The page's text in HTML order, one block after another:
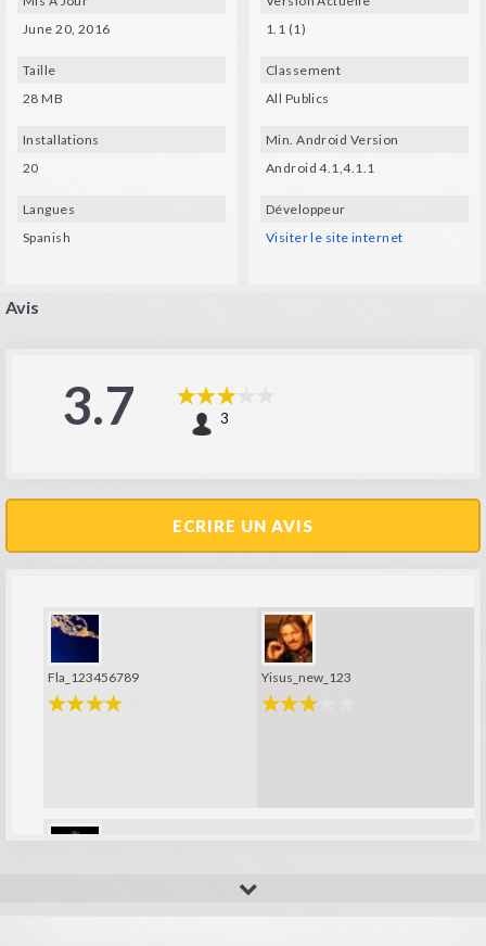
June 20, 2016
Taille
28 MB
Installations
20
Langues
Spanish
1.1 (1)
Classement
All Publics
Min. Android Version
Android 4.1,4.1.1
Développeur
Visiter le site internet
Avis
3.7 3
ECRIRE UN AVIS
Fla_123456789 Yisus_new_123